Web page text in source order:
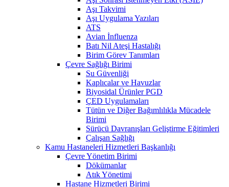
Aşı Takvimi
Aşı Uygulama Yazıları
ATS
Avian İnfluenza
Batı Nil Ateşi Hastalığı
Birim Görev Tanımları
Çevre Sağlığı Birimi
Su Güvenliği
Kaplıcalar ve Havuzlar
Biyosidal Ürünler PGD
ÇED Uygulamaları
Tütün ve Diğer Bağımlılıkla Mücadele
Birimi
Sürücü Davranışları Geliştirme Eğitimleri
Çalışan Sağlığı
Kamu Hastaneleri Hizmetleri Başkanlığı
Çevre Yönetim Birimi
Dökümanlar
Atık Yönetimi
Hastane Hizmetleri Birimi